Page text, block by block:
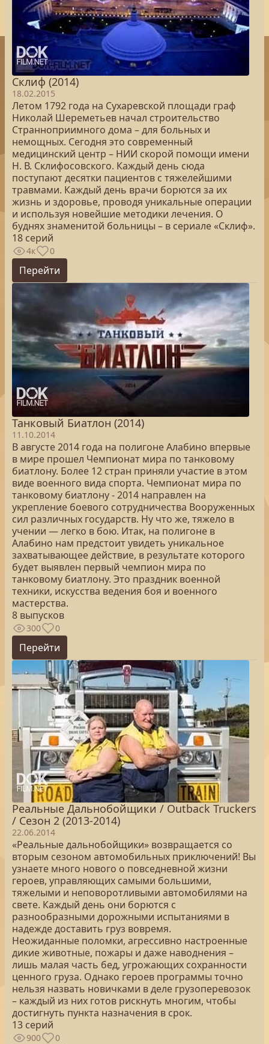
Склиф (2014)
18.02.2015
Летом 1792 года на Сухаревской площади граф
Николай Шереметьев начал строительство
Странноприимного дома – для больных и
немощных. Сегодня это современный
медицинский центр – НИИ скорой помощи имени
Н. В. Склифосовского. Каждый день сюда
поступают десятки пациентов с тяжелейшими
травмами. Каждый день врачи борются за их
жизнь и здоровье, проводя уникальные операции
и используя новейшие методики лечения. О
буднях знаменитой больницы – в сериале «Склиф».
18 серий
4к 0
Перейти
Танковый Биатлон (2014)
11.10.2014
В августе 2014 года на полигоне Алабино впервые
в мире прошел Чемпионат мира по танковому
биатлону. Более 12 стран приняли участие в этом
виде военного вида спорта. Чемпионат мира по
танковому биатлону - 2014 направлен на
укрепление боевого сотрудничества Вооруженных
сил различных государств. Ну что же, тяжело в
учении — легко в бою. Итак, на полигоне в
Алабино нам предстоит увидеть уникальное
захватывающее действие, в результате которого
будет выявлен первый чемпион мира по
танковому биатлону. Это праздник военной
техники, искусства ведения боя и военного
мастерства.
8 выпусков
300 0
Перейти
Реальные Дальнобойщики / Outback Truckers
/ Сезон 2 (2013-2014)
22.06.2014
«Реальные дальнобойщики» возвращается со
вторым сезоном автомобильных приключений! Вы
узнаете много нового о повседневной жизни
героев, управляющих самыми большими,
тяжелыми и неповоротливыми автомобилями на
свете. Каждый день они борются с
разнообразными дорожными испытаниями в
надежде доставить груз вовремя.
Неожиданные поломки, агрессивно настроенные
дикие животные, пожары и даже наводнения –
лишь малая часть бед, угрожающих сохранности
ценного груза. Однако героев программы точно
нельзя назвать новичками в деле грузоперевозок
– каждый из них готов рискнуть многим, чтобы
достигнуть пункта назначения в срок.
13 серий
900 0